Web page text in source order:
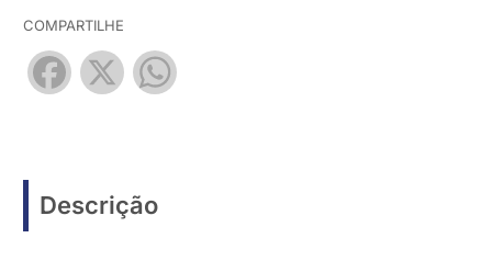
COMPARTILHE
Facebook
X
Descrição